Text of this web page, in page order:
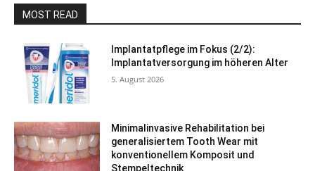
MOST READ
Implantatpflege im Fokus (2/2):
Implantatversorgung im höheren Alter
5. August 2026
Minimalinvasive Rehabilitation bei
generalisiertem Tooth Wear mit
konventionellem Komposit und
Stempeltechnik